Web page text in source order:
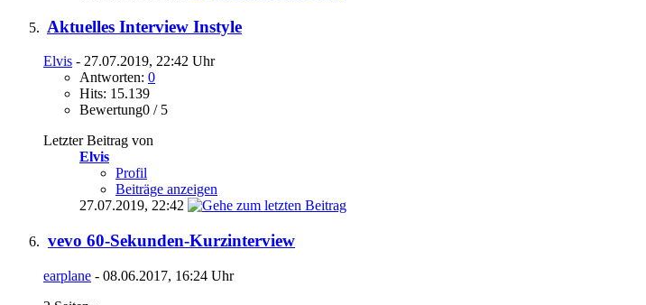
Aktuelles Interview Instyle
Elvis - 27.07.2019, 22:42 Uhr
Antworten: 0
Hits: 15.139
Bewertung0 / 5
Letzter Beitrag von
Elvis
Profil
Beiträge anzeigen
27.07.2019, 22:42
vevo 60-Sekunden-Kurzinterview
earplane - 08.06.2017, 16:24 Uhr